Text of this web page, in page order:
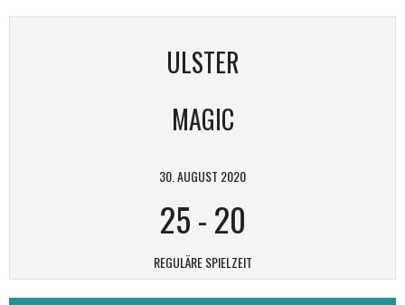
ULSTER
MAGIC
30. AUGUST 2020
25-20
REGULÄRE SPIELZEIT